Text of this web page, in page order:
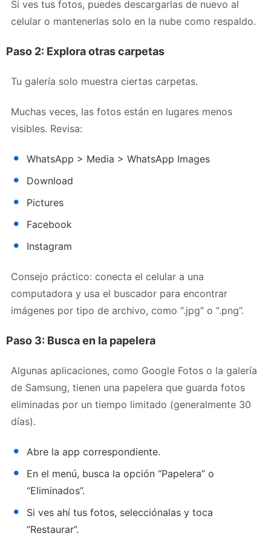
Si ves tus fotos, puedes descargarlas de nuevo al
celular o mantenerlas solo en la nube como respaldo.
Paso 2: Explora otras carpetas
Tu galería solo muestra ciertas carpetas.
Muchas veces, las fotos están en lugares menos
visibles. Revisa:
WhatsApp > Media > WhatsApp Images
Download
Pictures
Facebook
Instagram
Consejo práctico: conecta el celular a una
computadora y usa el buscador para encontrar
imágenes por tipo de archivo, como “.jpg” o “.png”.
Paso 3: Busca en la papelera
Algunas aplicaciones, como Google Fotos o la galería
de Samsung, tienen una papelera que guarda fotos
eliminadas por un tiempo limitado (generalmente 30
días).
Abre la app correspondiente.
En el menú, busca la opción “Papelera” o
“Eliminados”.
Si ves ahí tus fotos, selecciónalas y toca
“Restaurar”.